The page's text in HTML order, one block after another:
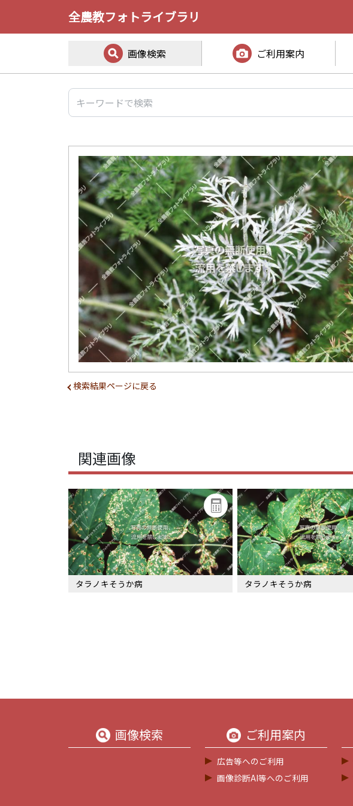
全農教フォトライブラリ
画像検索 ご利用案内
検索結果ページに戻る
関連画像
タラノキそうか病 タラノキそうか病
画像検索 ご利用案内
広告等へのご利用
画像診断AI等へのご利用